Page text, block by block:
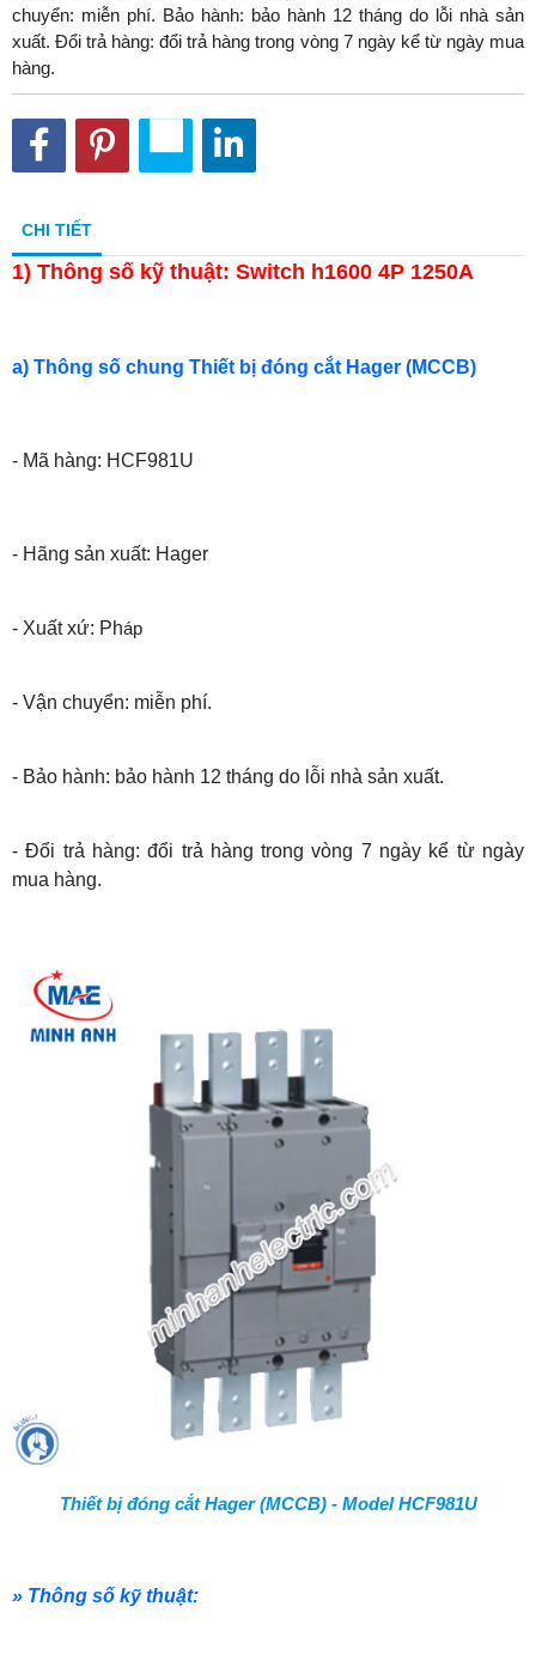
chuyển: miễn phí. Bảo hành: bảo hành 12 tháng do lỗi nhà sản
xuất. Đổi trả hàng: đổi trả hàng trong vòng 7 ngày kể từ ngày mua
hàng.
CHI TIẾT
1) Thông số kỹ thuật: Switch h1600 4P 1250A
a) Thông số chung Thiết bị đóng cắt Hager (MCCB)
- Mã hàng: HCF981U
- Hãng sản xuất: Hager
- Xuất xứ: Pháp
- Vận chuyển: miễn phí.
- Bảo hành: bảo hành 12 tháng do lỗi nhà sản xuất.
- Đổi trả hàng: đổi trả hàng trong vòng 7 ngày kể từ ngày
mua hàng.
Thiết bị đóng cắt Hager (MCCB) - Model HCF981U
» Thông số kỹ thuật: